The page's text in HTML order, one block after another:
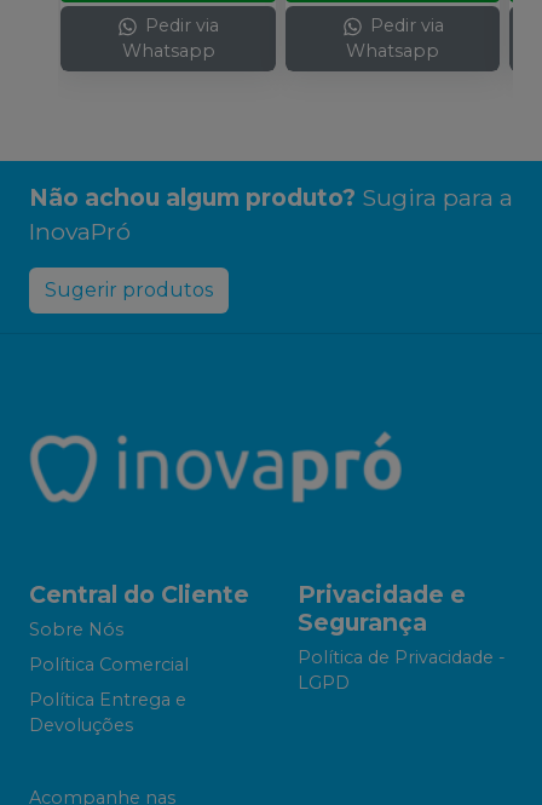
Pedir via
Whatsapp
Pedir via
Whatsapp
Não achou algum produto? Sugira para a
InovaPró
Sugerir produtos
Central do Cliente
Sobre Nós
Política Comercial
Política Entrega e
Devoluções
Privacidade e
Segurança
Política de Privacidade -
LGPD
Acompanhe nas